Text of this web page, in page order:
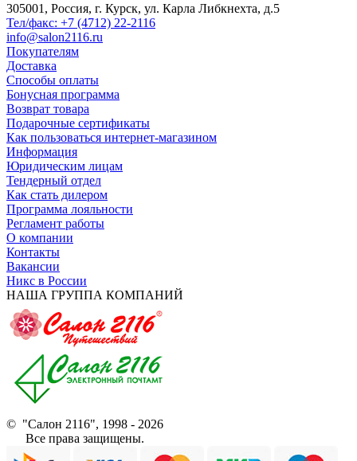
305001, Россия, г. Курск, ул. Карла Либкнехта, д.5
Тел/факс: +7 (4712) 22-2116
info@salon2116.ru
Покупателям
Доставка
Способы оплаты
Бонусная программа
Возврат товара
Подарочные сертификаты
Как пользоваться интернет-магазином
Информация
Юридическим лицам
Тендерный отдел
Как стать дилером
Программа лояльности
Регламент работы
О компании
Контакты
Вакансии
Никс в России
НАША ГРУППА КОМПАНИЙ
© "Салон 2116", 1998 - 2026
Все права защищены.